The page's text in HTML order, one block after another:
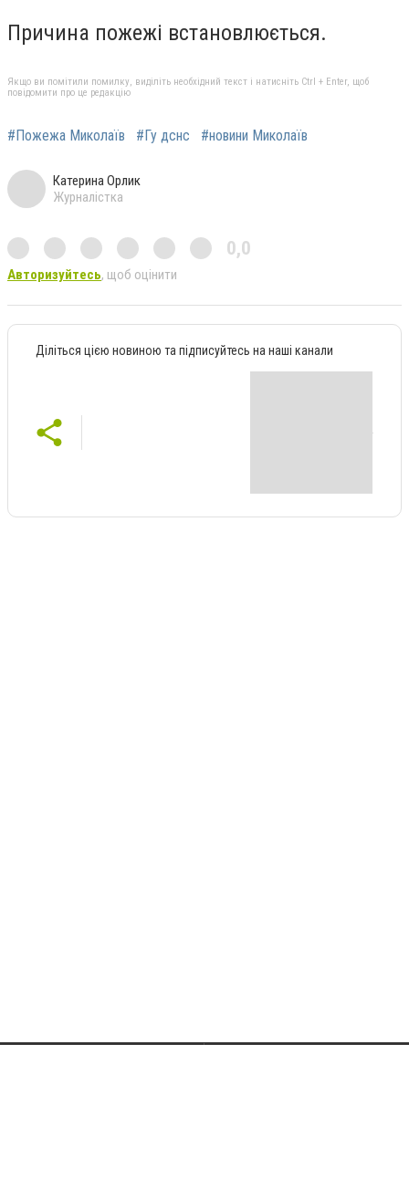
Причина пожежі встановлюється.
Якщо ви помітили помилку, виділіть необхідний текст і натисніть Ctrl + Enter, щоб
повідомити про це редакцію
#Пожежа Миколаїв #Гу дснс #новини Миколаїв
Катерина Орлик
Журналістка
0,0
Авторизуйтесь, щоб оцінити
Діліться цією новиною та підписуйтесь на наші канали